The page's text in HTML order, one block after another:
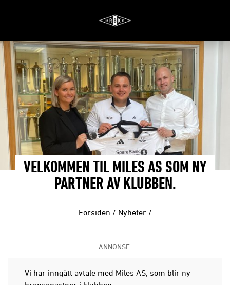
VELKOMMEN TIL MILES AS SOM NY
PARTNER AV KLUBBEN.
Forsiden / Nyheter /
ANNONSE:
Vi har inngått avtale med Miles AS, som blir ny